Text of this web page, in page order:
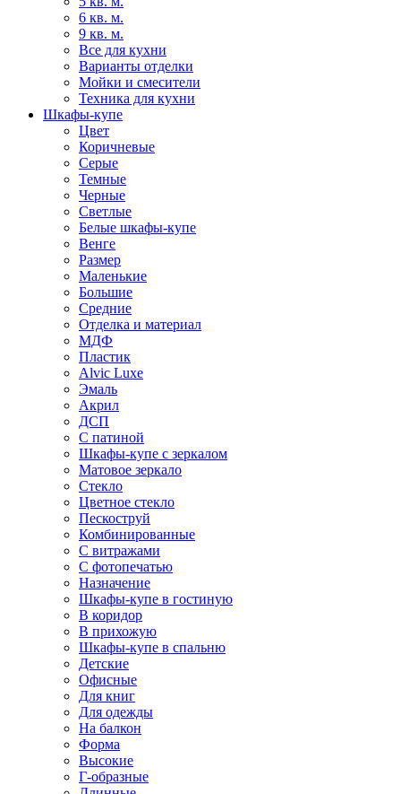
6 кв. м.
9 кв. м.
Все для кухни
Варианты отделки
Мойки и смесители
Техника для кухни
Шкафы-купе
Цвет
Коричневые
Серые
Темные
Черные
Светлые
Белые шкафы-купе
Венге
Размер
Маленькие
Большие
Средние
Отделка и материал
МДФ
Пластик
Alvic Luxe
Эмаль
Акрил
ДСП
С патиной
Шкафы-купе с зеркалом
Матовое зеркало
Стекло
Цветное стекло
Пескоструй
Комбинированные
С витражами
С фотопечатью
Назначение
Шкафы-купе в гостиную
В коридор
В прихожую
Шкафы-купе в спальню
Детские
Офисные
Для книг
Для одежды
На балкон
Форма
Высокие
Г-образные